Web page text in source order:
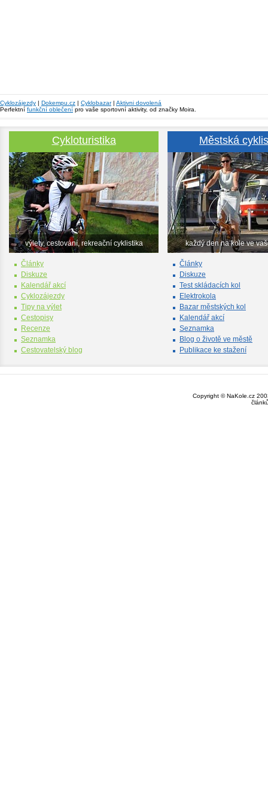
Cyklozájezdy | Dokempu.cz | Cyklobazar| Aktivni dovolená
Perfektní funkční oblečení pro vaše sportovní aktivity, od značky Moira.
Cykloturistika
výlety, cestování, rekreační cyklistika
Články
Diskuze
Kalendář akcí
Cyklozájezdy
Tipy na výlet
Cestopisy
Recenze
Seznamka
Cestovatelský blog
Městská
každý den na kole ve
Články
Diskuze
Test skládacích kol
Elektrokola
Bazar městských kol
Kalendář akcí
Seznamka
Blog o životě ve městě
Publikace ke stažení
Copyright © NaKole.cz